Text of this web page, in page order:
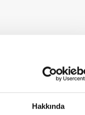
Hakkında